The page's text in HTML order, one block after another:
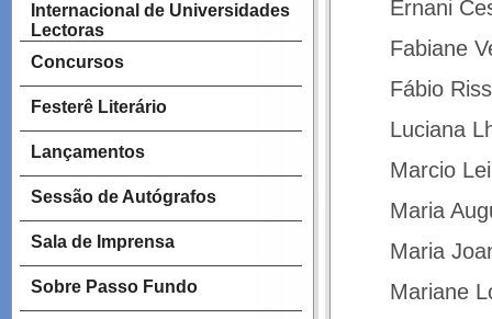
Internacional de Universidades
Lectoras
Concursos
Festerê Literário
Lançamentos
Sessão de Autógrafos
Sala de Imprensa
Sobre Passo Fundo
Ernani
Fabiane
Fábio
Luciana
Marcio
Maria
Maria
Mariane